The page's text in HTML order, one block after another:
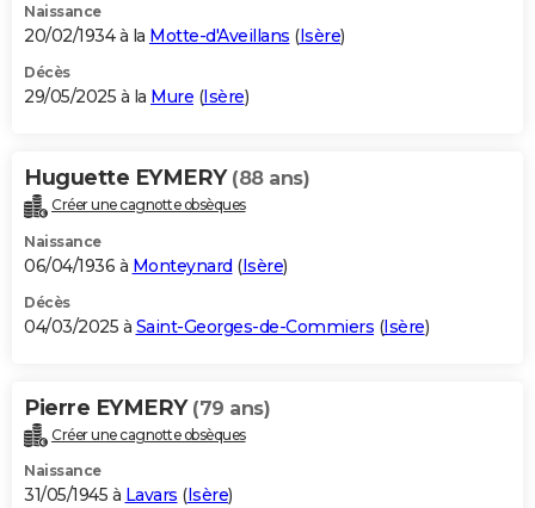
Naissance
20/02/1934 à la Motte-d'Aveillans (Isère)
Décès
29/05/2025 à la Mure (Isère)
Huguette EYMERY (88 ans)
Créer une cagnotte obsèques
Naissance
06/04/1936 à Monteynard (Isère)
Décès
04/03/2025 à Saint-Georges-de-Commiers (Isère)
Pierre EYMERY (79 ans)
Créer une cagnotte obsèques
Naissance
31/05/1945 à Lavars (Isère)